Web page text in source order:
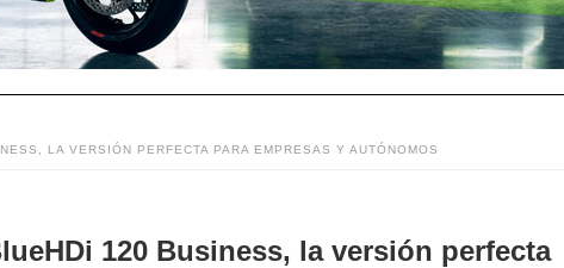
LA VERSIÓN PERFECTA PARA EMPRESAS Y AUTÓNOMOS
120 Business, la versión perfecta